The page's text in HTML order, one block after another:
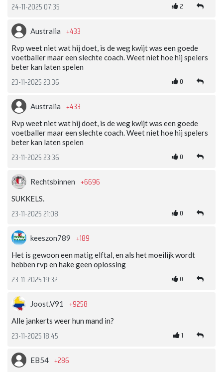
24-11-2025 07:35 2
Australia +433
Rvp weet niet wat hij doet, is de weg kwijt was een goede
voetballer maar een slechte coach. Weet niet hoe hij spelers
beter kan laten spelen
23-11-2025 23:36 0
Australia +433
Rvp weet niet wat hij doet, is de weg kwijt was een goede
voetballer maar een slechte coach. Weet niet hoe hij spelers
beter kan laten spelen
23-11-2025 23:36 0
Rechtsbinnen +6696
SUKKELS.
23-11-2025 21:08 0
keeszon789 +189
Het is gewoon een matig elftal, en als het moeilijk wordt
hebben rvp en hake geen oplossing
23-11-2025 19:32 0
Joost.V91 +9258
Alle jankerts weer hun mand in?
23-11-2025 18:45 1
EB54 +286